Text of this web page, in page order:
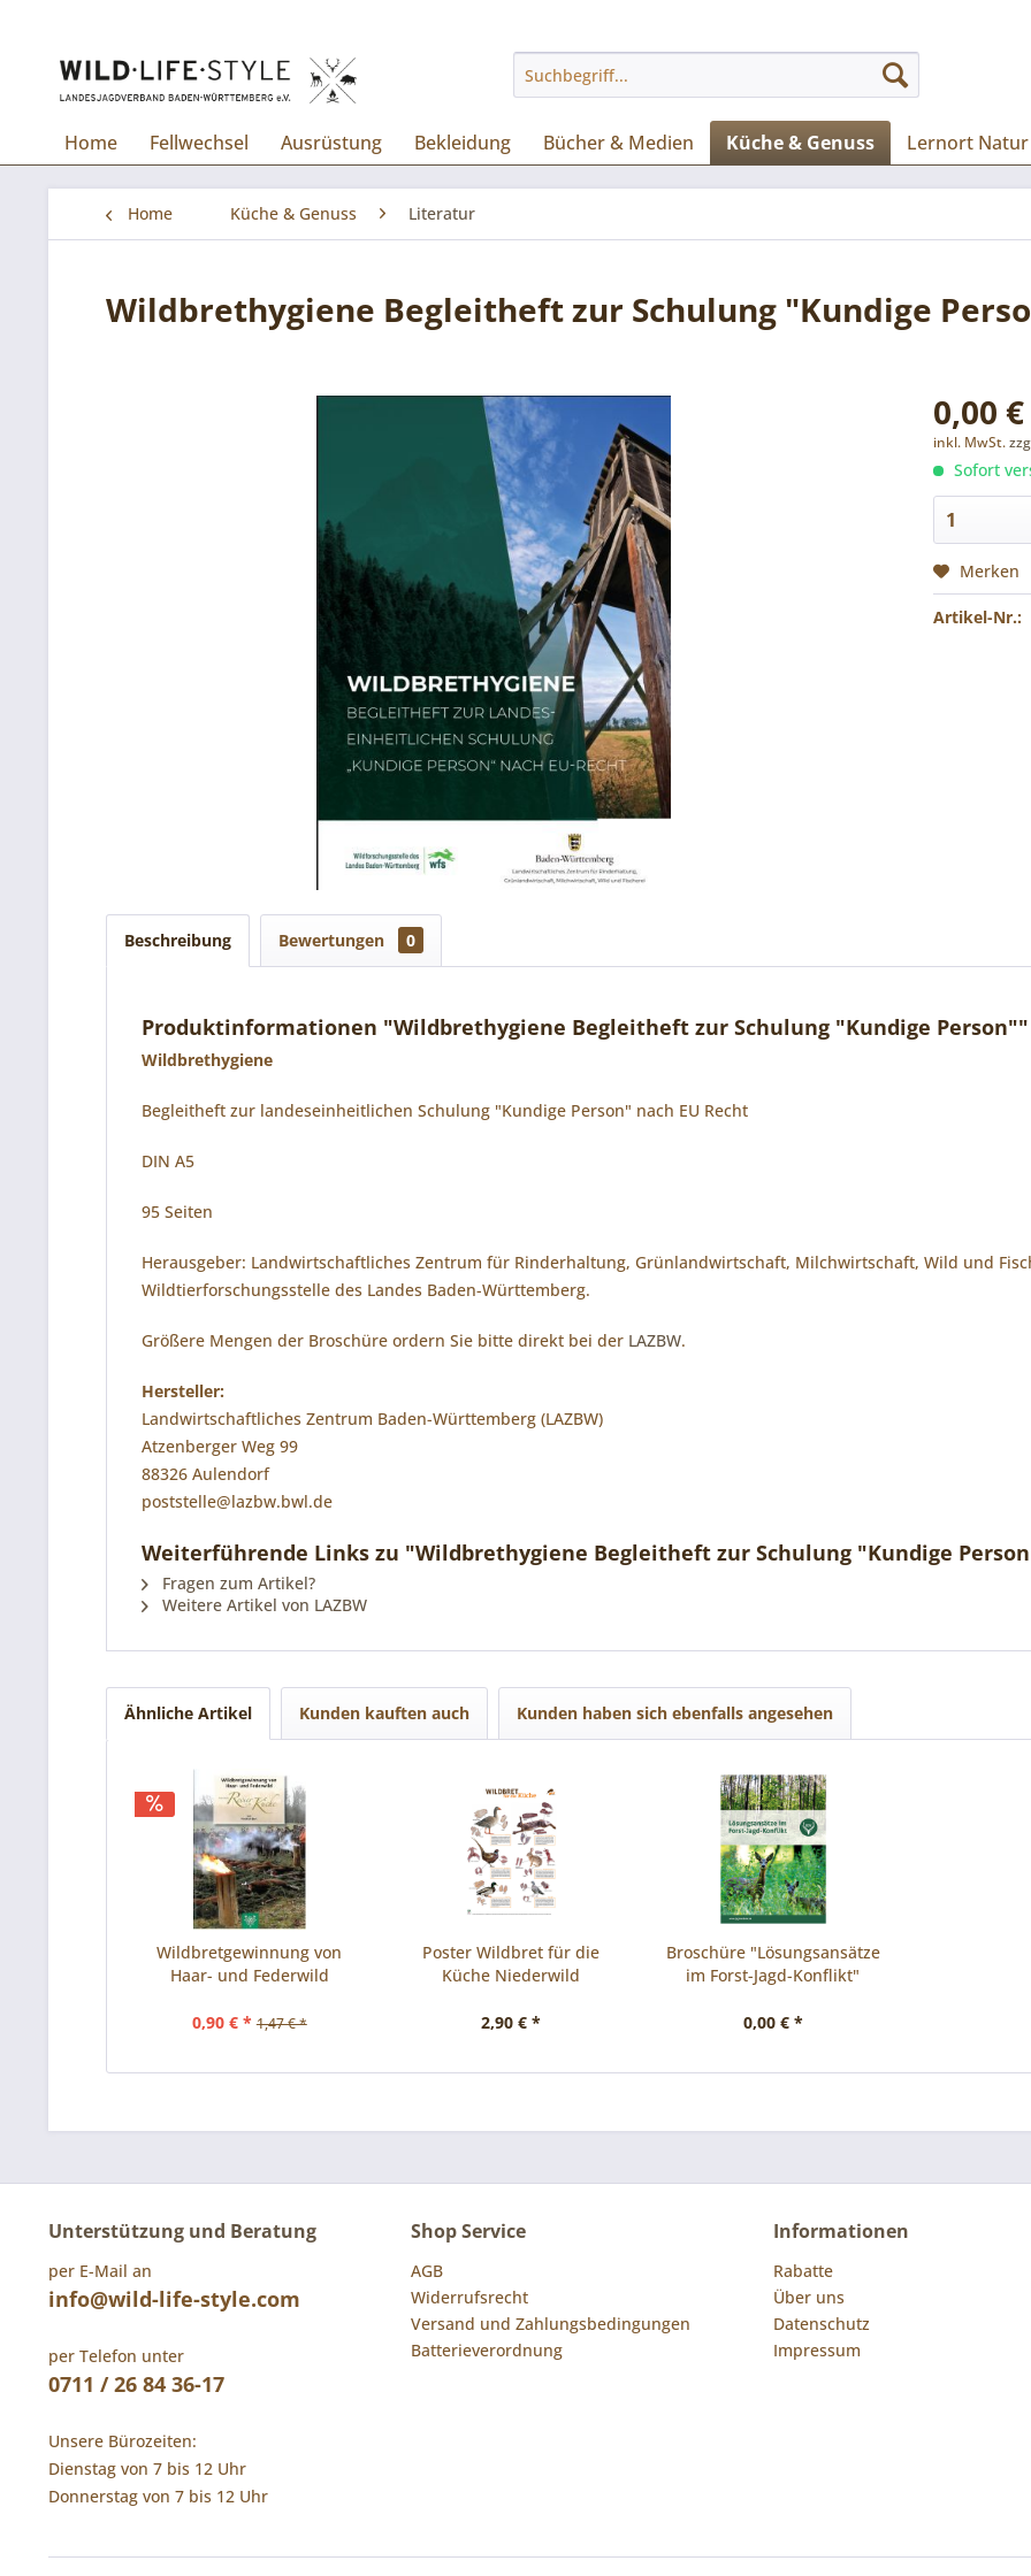
Home Fellwechsel Ausrüstung Bekleidung Bücher & Medien Küche & Genuss Lernort Natur
Home Küche & Genuss Literatur
Wildbrethygiene Begleitheft zur Schulung "Kundige
0,00
inkl. MwSt.
Sofort
Merken
Artikel-Nr.:
Beschreibung Bewertungen 0
Produktinformationen "Wildbrethygiene Begleitheft zur Schulung "Kundige Person""
Wildbrethygiene
Begleitheft zur landeseinheitlichen Schulung "Kundige Person" nach EU Recht
DIN A5
95 Seiten
Herausgeber: Landwirtschaftliches Zentrum für Rinderhaltung, Grünlandwirtschaft, Milchwirtschaft, Wild und
Wildtierforschungsstelle des Landes Baden-Württemberg.
Größere Mengen der Broschüre ordern Sie bitte direkt bei der LAZBW.
Hersteller:
Landwirtschaftliches Zentrum Baden-Württemberg (LAZBW)
Atzenberger Weg 99
88326 Aulendorf
poststelle@lazbw.bwl.de
Weiterführende Links zu "Wildbrethygiene Begleitheft zur Schulung "Kundige
Fragen zum Artikel?
Weitere Artikel von LAZBW
Ähnliche Artikel Kunden kauften auch Kunden haben sich ebenfalls angesehen
Wildbretgewinnung von
Haar- und Federwild
0,90 € * 1,47 € *
Poster Wildbret für die
Küche Niederwild
2,90 € *
Broschüre "Lösungsansätze
im Forst-Jagd-Konflikt"
0,00 € *
Unterstützung und Beratung
per E-Mail an
info@wild-life-style.com
per Telefon unter
0711 / 26 84 36-17
Unsere Bürozeiten:
Dienstag von 7 bis 12 Uhr
Donnerstag von 7 bis 12 Uhr
Shop Service
AGB
Widerrufsrecht
Versand und Zahlungsbedingungen
Batterieverordnung
Informationen
Rabatte
Über uns
Datenschutz
Impressum